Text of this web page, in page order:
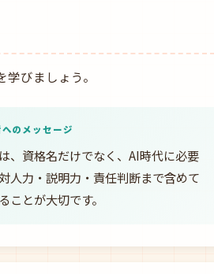
びましょう。
のメッセージ
、資格名だけでなく、AI時代に必要
人力・説明力・責任判断まで含めて
ことが大切です。